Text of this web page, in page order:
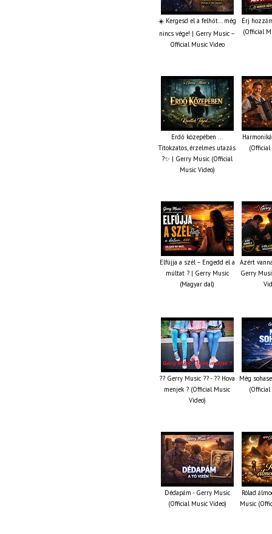
☀️ Kergesd el a felhőt… még
nincs vége! | Gerry Music –
Official Music Video
Érj
(Official
Erdő közepében ...
Titokzatos, érzelmes utazás
?✨ | Gerry Music (Official
Music Video)
(Official
Elfújja a szél – Engedd el a
múltat ? | Gerry Music
(Magyar dal)
Azért
Gerry
?? Gerry Music ?? - ?? Hova
menjek ? (Official Music
Video)
Még
(Official
Dédapám - Gerry Music
(Official Music Video)
Rólad
Music